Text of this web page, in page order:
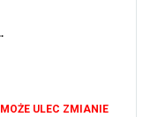
ULEC ZMIANIE